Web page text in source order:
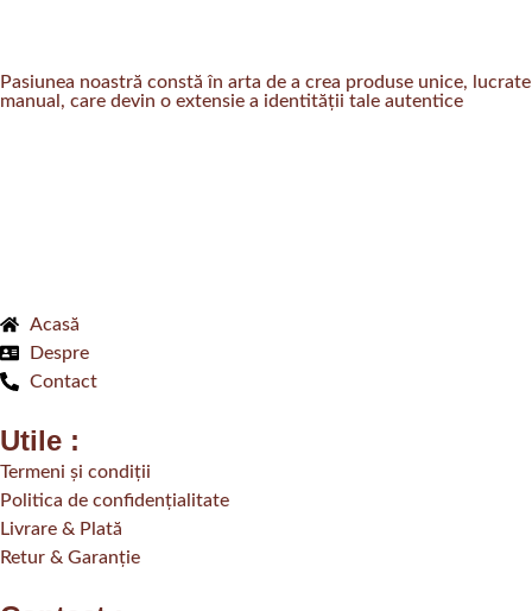
Pasiunea noastră constă în arta de a crea produse unice, lucrate
manual, care devin o extensie a identității tale autentice
Acasă
Despre
Contact
Utile :
Termeni și condiții
Politica de confidențialitate
Livrare & Plată
Retur & Garanție